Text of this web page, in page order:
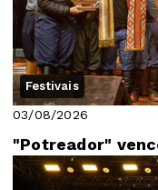
Festivais
03/08/2026
"Potreador"